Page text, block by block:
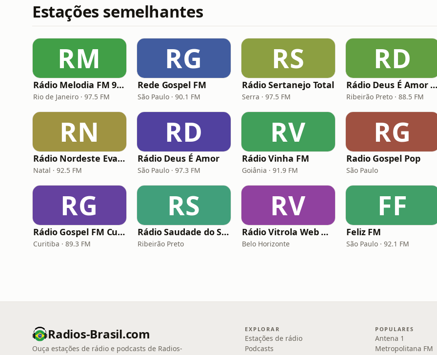
Estações semelhantes
RM
Rádio Melodia FM 97,5
Rio de Janeiro · 97.5 FM
RG
Rede Gospel FM
São Paulo · 90.1 FM
RS
Rádio Sertanejo Total
Serra · 97.5 FM
RD
Rádio Deus É Amor
Ribeirão Preto · 88.5 FM
RN
Rádio Nordeste Evangélica
Natal · 92.5 FM
RD
Rádio Deus É Amor
São Paulo · 97.3 FM
RV
Rádio Vinha FM
Goiânia · 91.9 FM
RG
Radio Gospel Pop
São Paulo
RG
Rádio Gospel FM Curitiba
Curitiba · 89.3 FM
RS
Rádio Saudade do Sertão
Ribeirão Preto
RV
Rádio Vitrola Web Gospel
Belo Horizonte
FF
Feliz FM
São Paulo · 92.1 FM
Radios-Brasil.com
Ouça estações de rádio e podcasts de Radios-
EXPLORAR
Estações de rádio
Podcasts
POPULARES
Antena 1
Metropolitana FM